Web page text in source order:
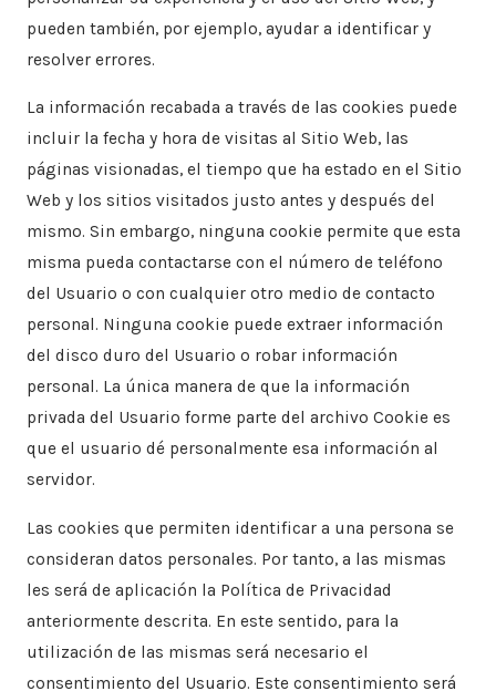
pueden también, por ejemplo, ayudar a identificar y
resolver errores.
​La información recabada a través de las cookies puede
incluir la fecha y hora de visitas al Sitio Web, las
páginas visionadas, el tiempo que ha estado en el Sitio
Web y los sitios visitados justo antes y después del
mismo. Sin embargo, ninguna cookie permite que esta
misma pueda contactarse con el número de teléfono
del Usuario o con cualquier otro medio de contacto
personal. Ninguna cookie puede extraer información
del disco duro del Usuario o robar información
personal. La única manera de que la información
privada del Usuario forme parte del archivo Cookie es
que el usuario dé personalmente esa información al
servidor.
​Las cookies que permiten identificar a una persona se
consideran datos personales. Por tanto, a las mismas
les será de aplicación la Política de Privacidad
anteriormente descrita. En este sentido, para la
utilización de las mismas será necesario el
consentimiento del Usuario. Este consentimiento será